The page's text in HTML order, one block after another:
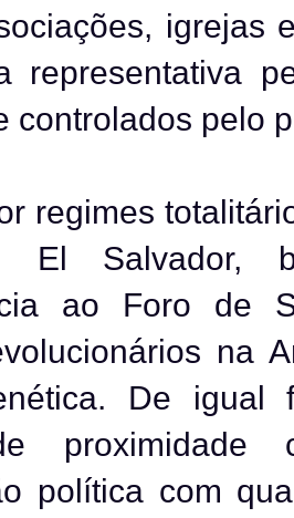
igrejas
representativa
controlados pelo
regimes
El
ao Foro de
na
De igual
proximidade
política com